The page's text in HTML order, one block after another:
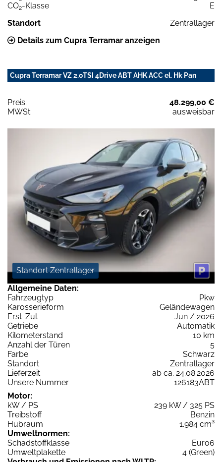
CO2-Klasse
E
Standort
Zentrallager
Details zum Cupra Terramar anzeigen
Cupra Terramar VZ 2.0TSI 4Drive ABT AHK ACC el. Hk Pan
Preis:
48.299,00 €
MWSt:
ausweisbar
Standort Zentrallager
Allgemeine Daten:
Fahrzeugtyp
Pkw
Karosserieform
Geländewagen
Erst-Zul.
Jun / 2026
Getriebe
Automatik
Kilometerstand
10 km
Anzahl der Türen
5
Farbe
Schwarz
Standort
Zentrallager
Lieferzeit
ab ca. 24.08.2026
Unsere Nummer
126183ABT
Motor:
kW / PS
239 kW / 325 PS
Treibstoff
Benzin
Hubraum
1.984 cm³
Umweltnormen:
Schadstoffklasse
Euro6
Umweltplakette
4 (Green)